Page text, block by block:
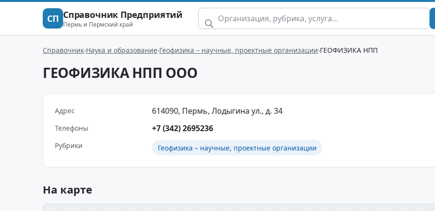
СП Справочник Предприятий
Пермь и Пермский край
Справочник Наука и образование Геофизика – научные, проектные организации ГЕОФИЗИКА НПП
ГЕОФИЗИКА НПП ООО
Адрес 614090, Пермь, Лодыгина ул., д. 34
Телефоны +7 (342) 2695236
Рубрики Геофизика – научные, проектные организации
На карте